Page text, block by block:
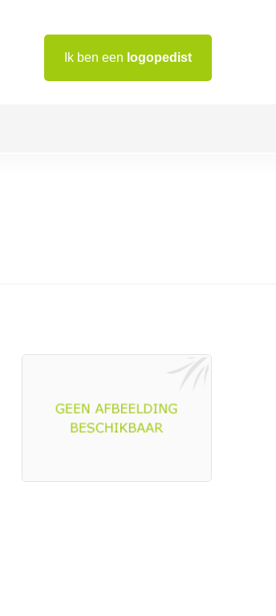
Ik ben een logopedist